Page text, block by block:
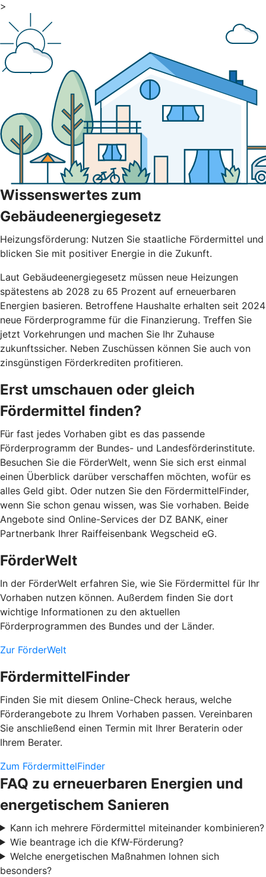
>
Wissenswertes zum
Gebäudeenergiegesetz
Heizungsförderung: Nutzen Sie staatliche Fördermittel und
blicken Sie mit positiver Energie in die Zukunft.
Laut Gebäudeenergiegesetz müssen neue Heizungen
spätestens ab 2028 zu 65 Prozent auf erneuerbaren
Energien basieren. Betroffene Haushalte erhalten seit 2024
neue Förderprogramme für die Finanzierung. Treffen Sie
jetzt Vorkehrungen und machen Sie Ihr Zuhause
zukunftssicher. Neben Zuschüssen können Sie auch von
zinsgünstigen Förderkrediten profitieren.
Erst umschauen oder gleich
Fördermittel finden?
Für fast jedes Vorhaben gibt es das passende
Förderprogramm der Bundes- und Landesförderinstitute.
Besuchen Sie die FörderWelt, wenn Sie sich erst einmal
einen Überblick darüber verschaffen möchten, wofür es
alles Geld gibt. Oder nutzen Sie den FördermittelFinder,
wenn Sie schon genau wissen, was Sie vorhaben. Beide
Angebote sind Online-Services der DZ BANK, einer
Partnerbank Ihrer Raiffeisenbank Wegscheid eG.
FörderWelt
In der FörderWelt erfahren Sie, wie Sie Fördermittel für Ihr
Vorhaben nutzen können. Außerdem finden Sie dort
wichtige Informationen zu den aktuellen
Förderprogrammen des Bundes und der Länder.
Zur FörderWelt
FördermittelFinder
Finden Sie mit diesem Online-Check heraus, welche
Förderangebote zu Ihrem Vorhaben passen. Vereinbaren
Sie anschließend einen Termin mit Ihrer Beraterin oder
Ihrem Berater.
Zum FördermittelFinder
FAQ zu erneuerbaren Energien und
energetischem Sanieren
Kann ich mehrere Fördermittel miteinander kombinieren?
Wie beantrage ich die KfW-Förderung?
Welche energetischen Maßnahmen lohnen sich
besonders?